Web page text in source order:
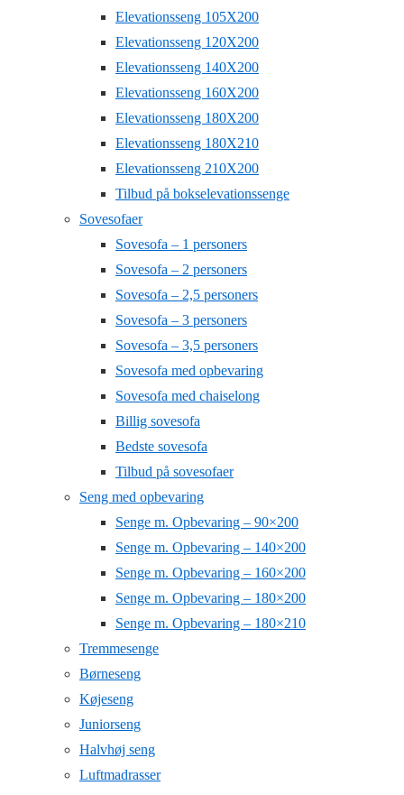
Elevationsseng 105X200
Elevationsseng 120X200
Elevationsseng 140X200
Elevationsseng 160X200
Elevationsseng 180X200
Elevationsseng 180X210
Elevationsseng 210X200
Tilbud på bokselevationssenge
Sovesofaer
Sovesofa – 1 personers
Sovesofa – 2 personers
Sovesofa – 2,5 personers
Sovesofa – 3 personers
Sovesofa – 3,5 personers
Sovesofa med opbevaring
Sovesofa med chaiselong
Billig sovesofa
Bedste sovesofa
Tilbud på sovesofaer
Seng med opbevaring
Senge m. Opbevaring – 90×200
Senge m. Opbevaring – 140×200
Senge m. Opbevaring – 160×200
Senge m. Opbevaring – 180×200
Senge m. Opbevaring – 180×210
Tremmesenge
Børneseng
Køjeseng
Juniorseng
Halvhøj seng
Luftmadrasser